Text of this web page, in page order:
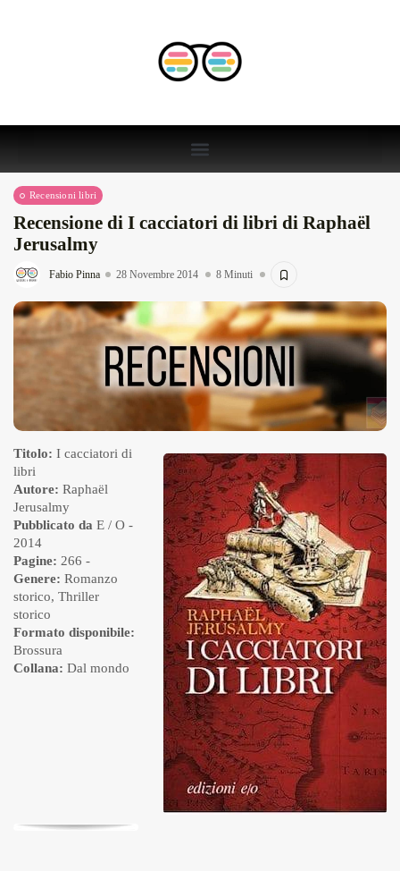
Recensioni libri
Recensione di I cacciatori di libri di Raphaël
Jerusalmy
Fabio Pinna 28 Novembre 2014 8 Minuti
Titolo: I cacciatori di
libri
Autore: Raphaël
Jerusalmy
Pubblicato da E / O -
2014
Pagine: 266 -
Genere: Romanzo
storico, Thriller
storico
Formato disponibile:
Brossura
Collana: Dal mondo